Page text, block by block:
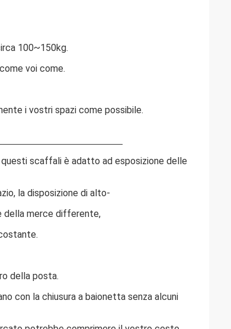
100~150kg.
voi come.
i vostri spazi come possibile.
scaffali è adatto ad esposizione delle
la disposizione di alto-
della merce differente,
della posta.
con la chiusura a baionetta senza alcuni